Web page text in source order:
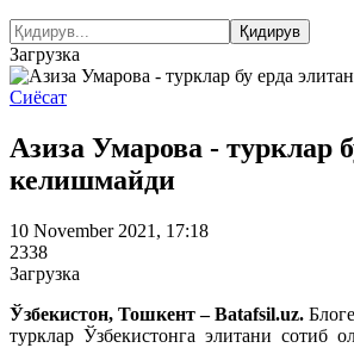
Загрузка
Сиёсат
Азиза Умарова - турклар
келишмайди
10 November 2021, 17:18
2338
Загрузка
Ўзбекистон, Тошкент – Batafsil.uz.
турклар Ўзбекистонга элитани сотиб